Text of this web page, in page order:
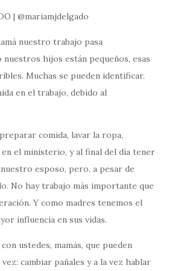
| @mariamjdelgado
nuestro trabajo pasa
nuestros hijos están pequeños, esas
Muchas se pueden identificar.
en el trabajo, debido al
comida, lavar la ropa,
el ministerio, y al final del día tener
esposo, pero, a pesar de
No hay trabajo más importante que
Y como madres tenemos el
influencia en sus vidas.
ustedes, mamás, que pueden
cambiar pañales y a la vez hablar